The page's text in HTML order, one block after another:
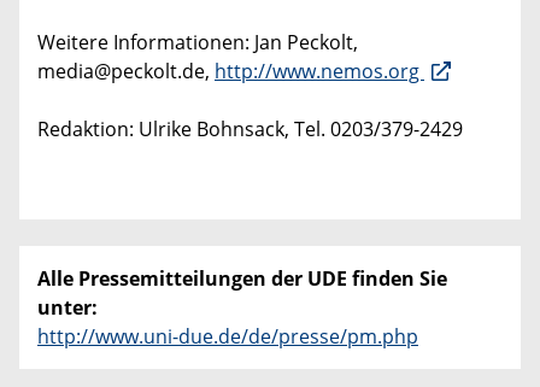
Weitere Informationen: Jan Peckolt,
media@peckolt.de, http://www.nemos.org
Redaktion: Ulrike Bohnsack, Tel. 0203/379-2429
Alle Pressemitteilungen der UDE finden Sie
unter:
http://www.uni-due.de/de/presse/pm.php